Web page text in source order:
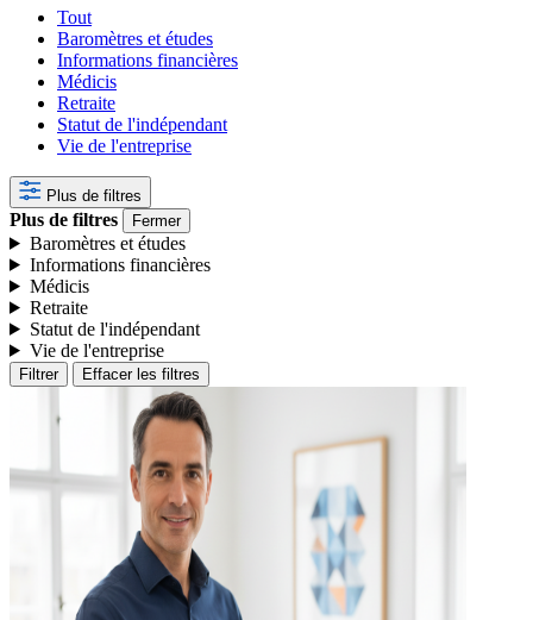
Tout
Baromètres et études
Informations financières
Médicis
Retraite
Statut de l'indépendant
Vie de l'entreprise
Plus de filtres
Plus de filtres Fermer
Baromètres et études
Informations financières
Médicis
Retraite
Statut de l'indépendant
Vie de l'entreprise
Filtrer Effacer les filtres